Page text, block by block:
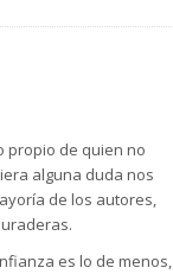
propio de quien no
alguna duda nos
de los autores,
es lo de menos,